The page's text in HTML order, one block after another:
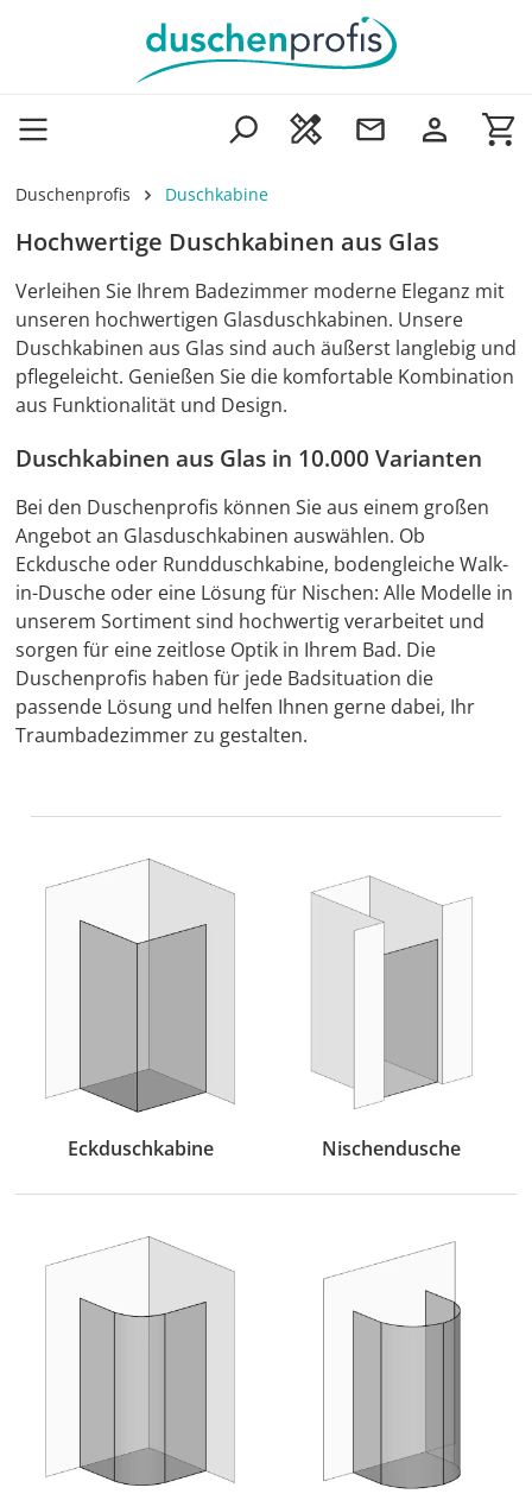
Zum Hauptinhalt springen
Duschenprofis Duschkabine
Hochwertige Duschkabinen aus Glas
Verleihen Sie Ihrem Badezimmer moderne Eleganz mit
unseren hochwertigen Glasduschkabinen. Unsere
Duschkabinen aus Glas sind auch äußerst langlebig und
pflegeleicht. Genießen Sie die komfortable Kombination
aus Funktionalität und Design.
Duschkabinen aus Glas in 10.000 Varianten
Bei den Duschenprofis können Sie aus einem großen
Angebot an Glasduschkabinen auswählen. Ob
Eckdusche oder Rundduschkabine, bodengleiche Walk-
in-Dusche oder eine Lösung für Nischen: Alle Modelle in
unserem Sortiment sind hochwertig verarbeitet und
sorgen für eine zeitlose Optik in Ihrem Bad. Die
Duschenprofis haben für jede Badsituation die
passende Lösung und helfen Ihnen gerne dabei, Ihr
Traumbadezimmer zu gestalten.
Eckduschkabine Nischendusche